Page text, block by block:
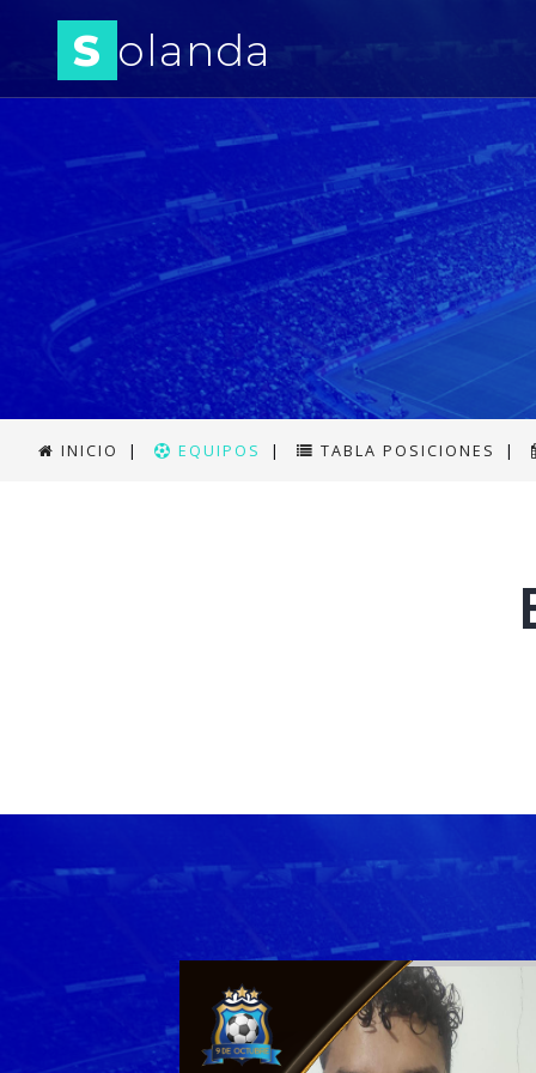
S olanda
INICIO | EQUIPOS | TABLA POSICIONES |